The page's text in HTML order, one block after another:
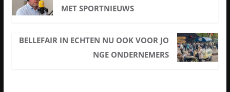
MET SPORTNIEUWS
BELLEFAIR IN ECHTEN NU OOK VOOR JO
NGE ONDERNEMERS